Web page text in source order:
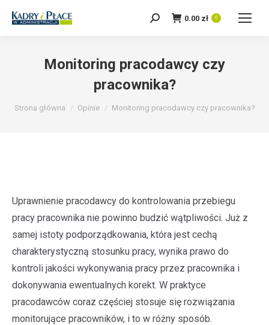
Szukaj: 0.00 zł 0
Monitoring pracodawcy czy
pracownika?
Jesteś tutaj:
Strona główna Opinie Monitoring pracodawcy czy pracownika?
Uprawnienie pracodawcy do kontrolowania przebiegu
pracy pracownika nie powinno budzić wątpliwości. Już z
samej istoty podporządkowania, która jest cechą
charakterystyczną stosunku pracy, wynika prawo do
kontroli jakości wykonywania pracy przez pracownika i
dokonywania ewentualnych korekt. W praktyce
pracodawców coraz częściej stosuje się rozwiązania
monitorujące pracowników, i to w różny sposób.